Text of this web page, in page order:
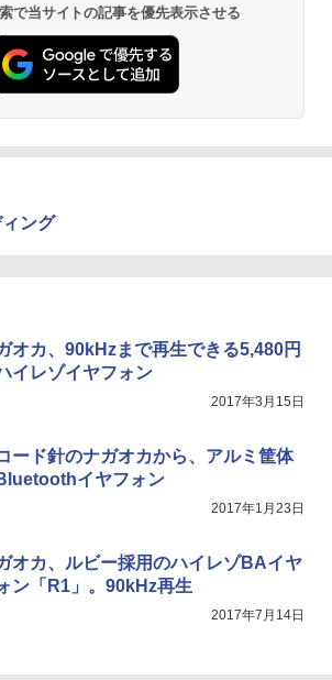
で当サイトの記事を優先表示させる
ング
オカ、90kHzまで再生できる5,480円
イレゾイヤフォン
2017年3月15日
ード針のナガオカから、アルミ筐体
イヤフォン
2017年1月23日
オカ、ルビー採用のハイレゾBAイヤ
ン「R1」。90kHz再生
2017年7月14日